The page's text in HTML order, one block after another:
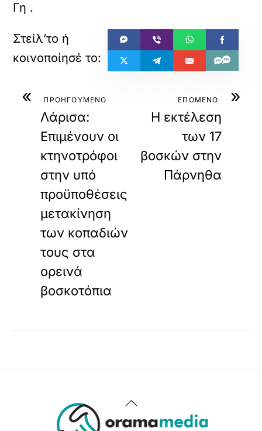
Γη .
« ΠΡΟΗΓΟΥΜΕΝΟ
Λάρισα:
Επιμένουν οι
κτηνοτρόφοι
στην υπό
προϋποθέσεις
μετακίνηση
των κοπαδιών
τους στα
ορεινά
βοσκοτόπια
»
ΕΠΟΜΕΝΟ
Η εκτέλεση
των 17
βοσκών στην
Πάρνηθα
Back
To